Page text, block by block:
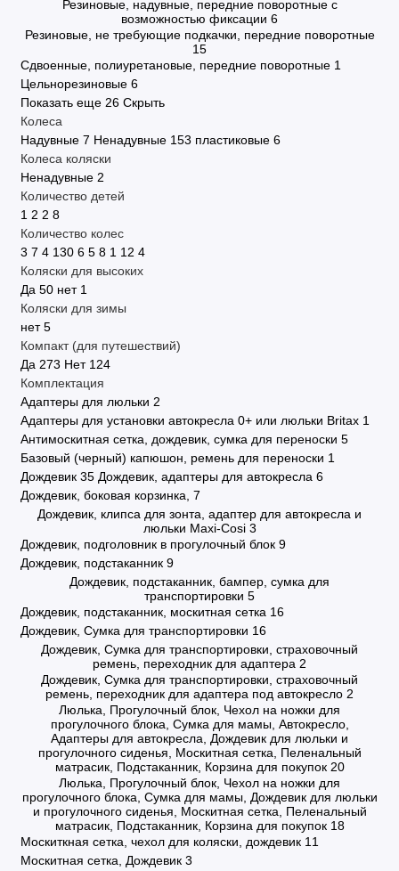
Резиновые, надувные, передние поворотные с
возможностью фиксации 6
Резиновые, не требующие подкачки, передние поворотные
15
Сдвоенные, полиуретановые, передние поворотные 1
Цельнорезиновые 6
Показать еще 26 Скрыть
Колеса
Надувные 7 Ненадувные 153 пластиковые 6
Колеса коляски
Ненадувные 2
Количество детей
1 2 2 8
Количество колес
3 7 4 130 6 5 8 1 12 4
Коляски для высоких
Да 50 нет 1
Коляски для зимы
нет 5
Компакт (для путешествий)
Да 273 Нет 124
Комплектация
Адаптеры для люльки 2
Адаптеры для установки автокресла 0+ или люльки Britax 1
Антимоскитная сетка, дождевик, сумка для переноски 5
Базовый (черный) капюшон, ремень для переноски 1
Дождевик 35 Дождевик, адаптеры для автокресла 6
Дождевик, боковая корзинка, 7
Дождевик, клипса для зонта, адаптер для автокресла и
люльки Maxi-Cosi 3
Дождевик, подголовник в прогулочный блок 9
Дождевик, подстаканник 9
Дождевик, подстаканник, бампер, сумка для
транспортировки 5
Дождевик, подстаканник, москитная сетка 16
Дождевик, Сумка для транспортировки 16
Дождевик, Сумка для транспортировки, страховочный
ремень, переходник для адаптера 2
Дождевик, Сумка для транспортировки, страховочный
ремень, переходник для адаптера под автокресло 2
Люлька, Прогулочный блок, Чехол на ножки для
прогулочного блока, Сумка для мамы, Автокресло,
Адаптеры для автокресла, Дождевик для люльки и
прогулочного сиденья, Москитная сетка, Пеленальный
матрасик, Подстаканник, Корзина для покупок 20
Люлька, Прогулочный блок, Чехол на ножки для
прогулочного блока, Сумка для мамы, Дождевик для люльки
и прогулочного сиденья, Москитная сетка, Пеленальный
матрасик, Подстаканник, Корзина для покупок 18
Москиткная сетка, чехол для коляски, дождевик 11
Москитная сетка, Дождевик 3